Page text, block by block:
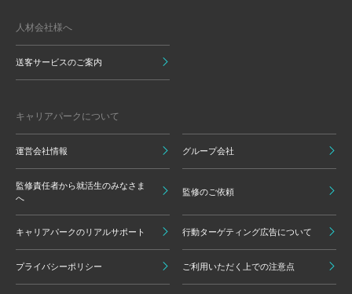
人材会社様へ
送客サービスのご案内
キャリアパークについて
運営会社情報 グループ会社
監修責任者から就活生のみなさま
へ
監修のご依頼
キャリアパークのリアルサポート 行動ターゲティング広告について
プライバシーポリシー ご利用いただく上での注意点